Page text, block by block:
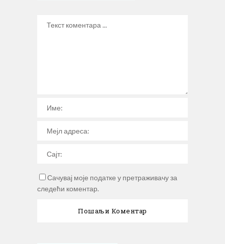
Сачувај моје податке у претраживачу за
следећи коментар.